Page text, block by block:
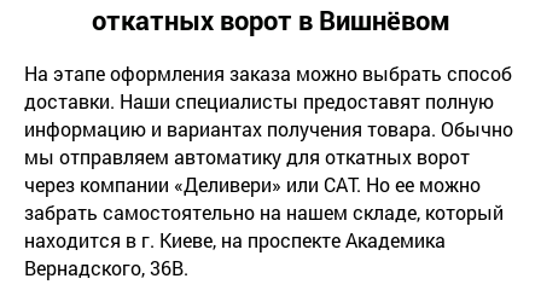
откатных ворот в Вишнёвом
На этапе оформления заказа можно выбрать способ
доставки. Наши специалисты предоставят полную
информацию и вариантах получения товара. Обычно
мы отправляем автоматику для откатных ворот
через компании «Деливери» или САТ. Но ее можно
забрать самостоятельно на нашем складе, который
находится в г. Киеве, на проспекте Академика
Вернадского, 36В.